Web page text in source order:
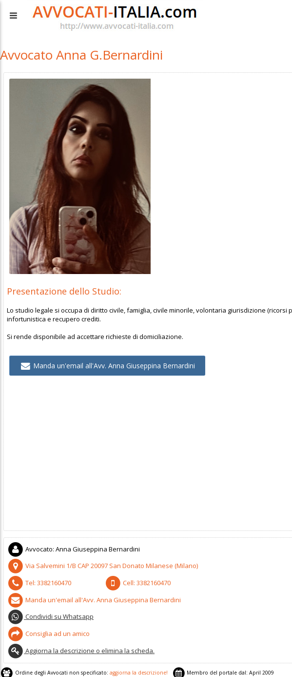
Avvocato Anna G.Bernardini
Presentazione dello Studio:
Lo studio legale si occupa di diritto civile, famiglia, civile minorile, volontaria giurisdizione
infortunistica e recupero crediti.
Si rende disponibile ad accettare richieste di domiciliazione.
Manda un'email all'Avv. Anna Giuseppina Bernardini
Avvocato:Anna Giuseppina Bernardini
Via Salvemini 1/B CAP20097 San Donato Milanese (Milano)
Tel:3382160470 Cell:3382160470
Manda un'email all'Avv. Anna Giuseppina Bernardini
Condividi su Whatsapp
Consiglia ad un amico
Aggiorna la descrizione o elimina la scheda.
Ordine degli Avvocati non specificato: aggiorna la descrizione! Membro del portale dal:April 2009